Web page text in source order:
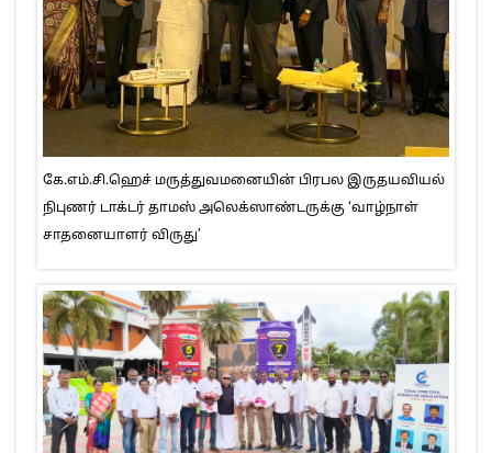
கே.எம்.சி.ஹெச் மருத்துவமனையின் பிரபல இருதயவியல்
நிபுணர் டாக்டர் தாமஸ் அலெக்ஸாண்டருக்கு ‘வாழ்நாள்
சாதனையாளர் விருது’